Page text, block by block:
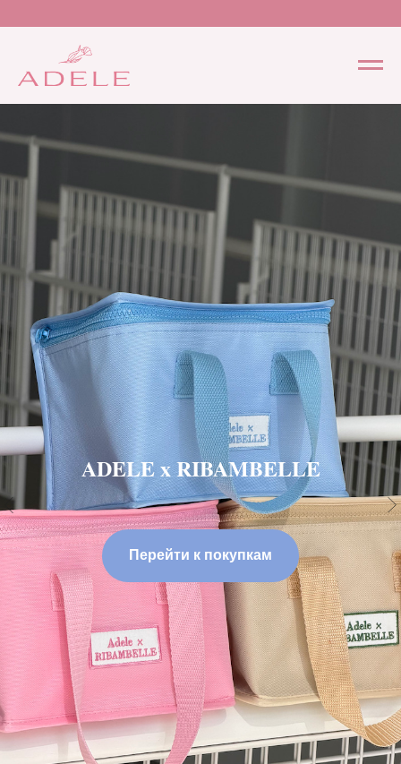
ADELE x RIBAMBELLE
Перейти к покупкам